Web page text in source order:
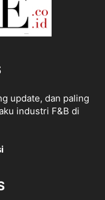
update, dan paling
industri F&B di